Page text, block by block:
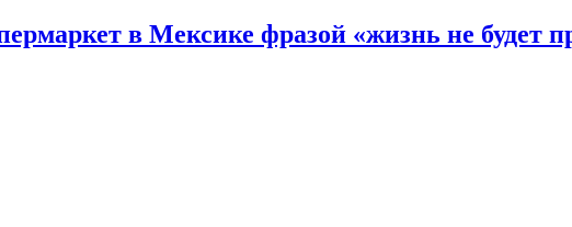
в Мексике фразой «жизнь не будет